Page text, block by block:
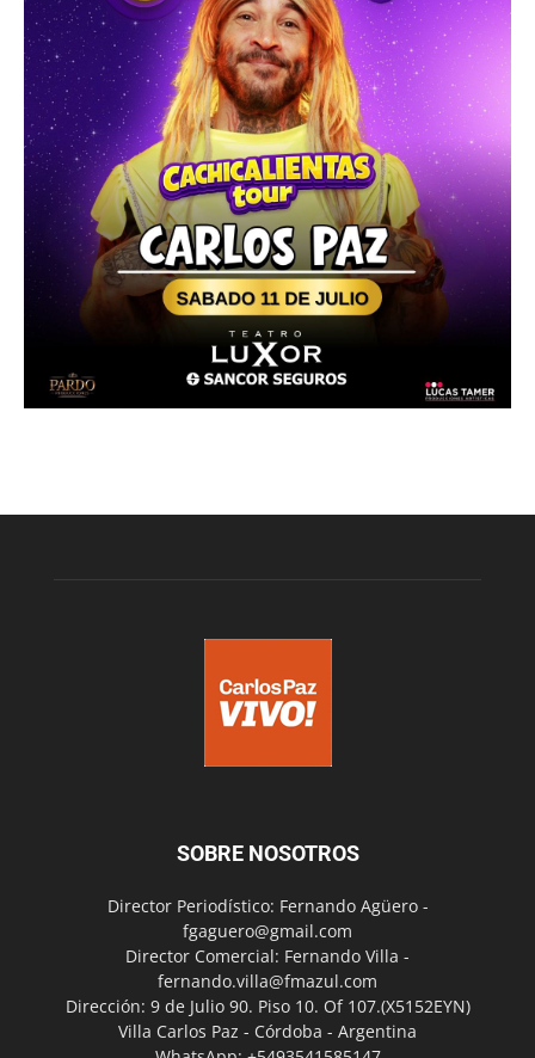
SOBRE NOSOTROS
Director Periodístico: Fernando Agüero -
fgaguero@gmail.com
Director Comercial: Fernando Villa -
fernando.villa@fmazul.com
Dirección: 9 de Julio 90. Piso 10. Of 107.(X5152EYN)
Villa Carlos Paz - Córdoba - Argentina